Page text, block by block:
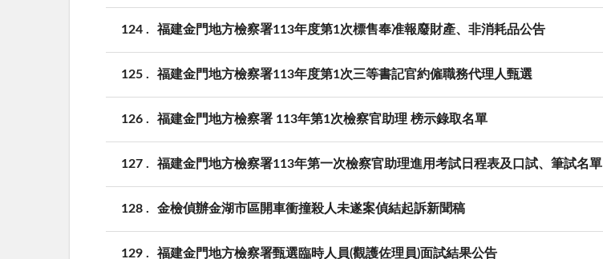
124 福建金門地方檢察署113年度第1次標售奉准報廢財產、非消耗品公告
125 福建金門地方檢察署113年度第1次三等書記官約僱職務代理人甄選
126 福建金門地方檢察署 113年第1次檢察官助理 榜示錄取名單
127 福建金門地方檢察署113年第一次檢察官助理進用考試日程表及口試、筆試名單
128 金檢偵辦金湖市區開車衝撞殺人未遂案偵結起訴新聞稿
129 福建金門地方檢察署甄選臨時人員(觀護佐理員)面試結果公告